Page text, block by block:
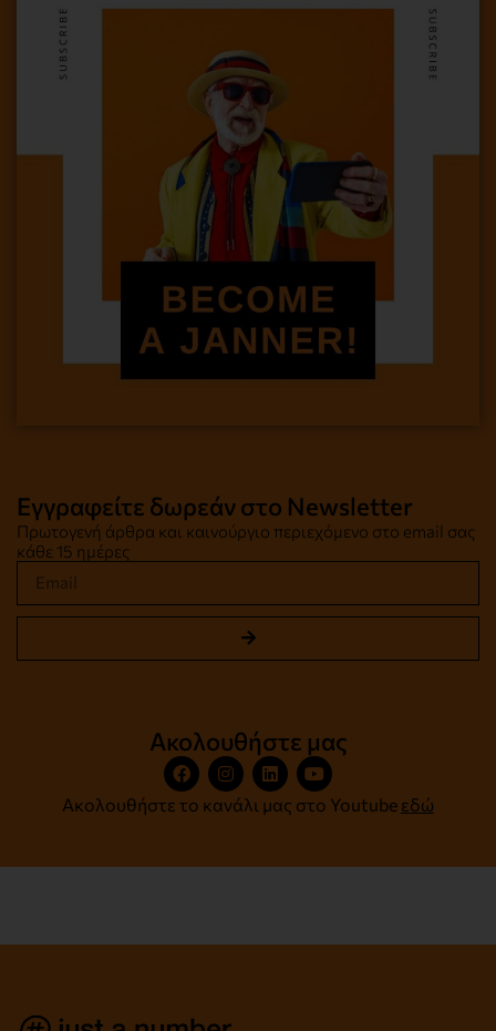
Εγγραφείτε δωρεάν στο Newsletter
Πρωτογενή άρθρα και καινούργιο περιεχόμενο στο email σας
κάθε 15 ημέρες
Ακολουθήστε μας
Ακολουθήστε το κανάλι μας στο Youtube εδώ